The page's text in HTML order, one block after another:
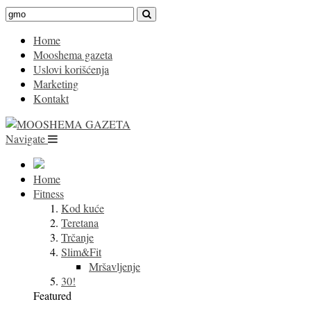
Home
Mooshema gazeta
Uslovi korišćenja
Marketing
Kontakt
Navigate
Home
Fitness
Kod kuće
Teretana
Trčanje
Slim&Fit
Mršavljenje
30!
Featured